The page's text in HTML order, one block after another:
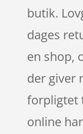
butik.
dages
en shop,
der giver
forpligtet
online